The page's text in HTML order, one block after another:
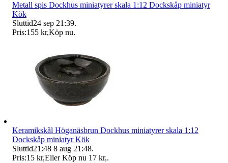
Metall spis Dockhus miniatyrer skala 1:12 Dockskåp miniatyr
Kök
Sluttid24 sep 21:39.
Pris:155 kr,Köp nu.
Keramikskål Höganäsbrun Dockhus miniatyrer skala 1:12
Dockskåp miniatyr Kök
Sluttid21:48 8 aug 21:48.
Pris:15 kr,Eller Köp nu 17 kr,.